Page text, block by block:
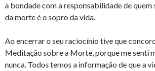
a bondade com a responsabilidade de quem
da morte é o sopro da vida.
Ao encerrar o seu raciocínio tive que
Meditação sobre a Morte, porque me senti
nunca. Todos temos a informação de que a